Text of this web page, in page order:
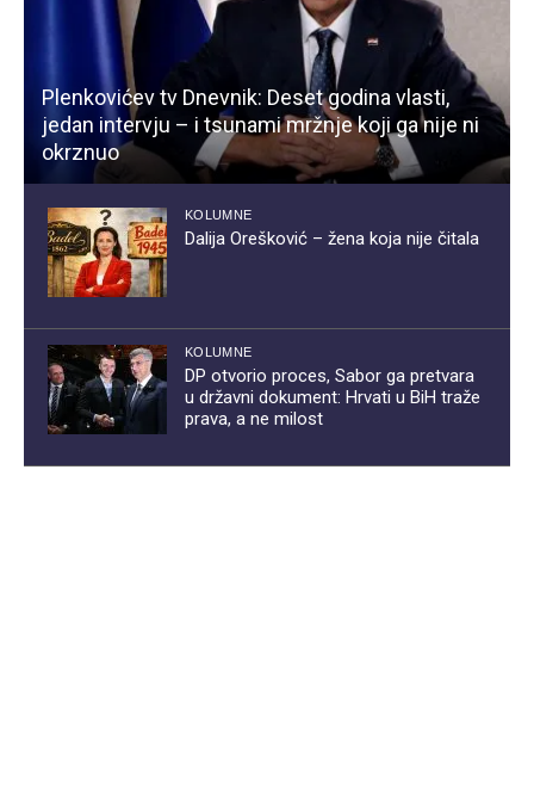
Plenkovićev tv Dnevnik: Deset godina vlasti,
jedan intervju – i tsunami mržnje koji ga nije ni
okrznuo
KOLUMNE
Dalija Orešković – žena koja nije čitala
KOLUMNE
DP otvorio proces, Sabor ga pretvara
u državni dokument: Hrvati u BiH traže
prava, a ne milost